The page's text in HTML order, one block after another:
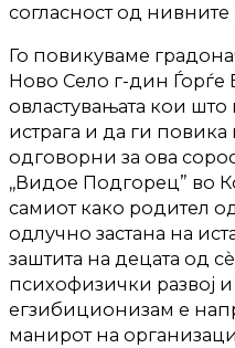
согласност од
Го повикуваме
Ново Село г-дин Ѓорѓе
овластувањата кои
истрага и да ги
одговорни за ова
,,Видое Подгорец” во
самиот како родител
одлучно застана на
заштита на децата од
психофизички развој
егзибиционизам е
манирот на